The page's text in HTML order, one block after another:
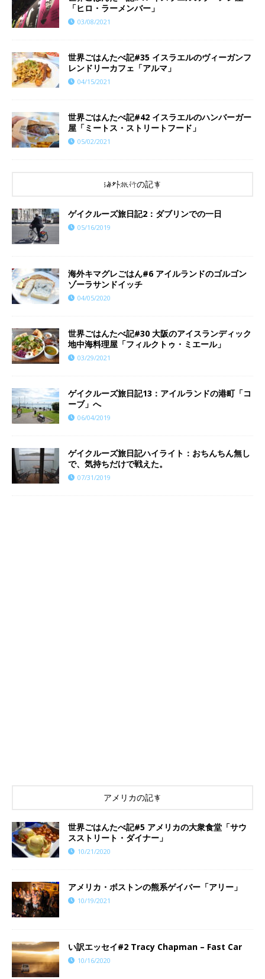
「ヒロ・ラーメンバー」
03/08/2021
世界ごはんたべ記#35 イスラエルのヴィーガンフ
レンドリーカフェ「アルマ」
04/15/2021
世界ごはんたべ記#42 イスラエルのハンバーガー
屋「ミートス・ストリートフード」
05/02/2021
海外旅行の記事
ゲイクルーズ旅日記2：ダブリンでの一日
05/16/2019
海外キマグレごはん#6 アイルランドのゴルゴン
ゾーラサンドイッチ
04/05/2020
世界ごはんたべ記#30 大阪のアイスランディック
地中海料理屋「フィルクトゥ・ミエール」
03/29/2021
ゲイクルーズ旅日記13：アイルランドの港町「コ
ーブ」へ
06/04/2019
ゲイクルーズ旅日記ハイライト：おちんちん無し
で、気持ちだけで戦えた。
07/31/2019
アメリカの記事
世界ごはんたべ記#5 アメリカの大衆食堂「サウ
スストリート・ダイナー」
10/21/2020
アメリカ・ボストンの熊系ゲイバー「アリー」
10/19/2021
い訳エッセイ#2 Tracy Chapman – Fast Car
10/16/2020